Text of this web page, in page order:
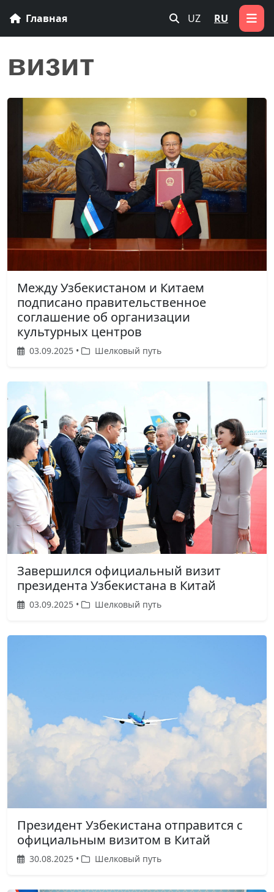
Главная UZ RU
визит
Между Узбекистаном и Китаем
подписано правительственное
соглашение об организации
культурных центров
03.09.2025 • Шелковый путь
Завершился официальный визит
президента Узбекистана в Китай
03.09.2025 • Шелковый путь
Президент Узбекистана отправится с
официальным визитом в Китай
30.08.2025 • Шелковый путь